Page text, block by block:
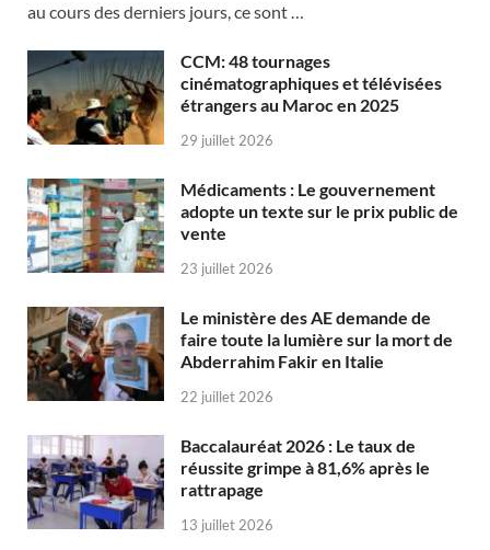
au cours des derniers jours, ce sont …
CCM: 48 tournages
cinématographiques et télévisées
étrangers au Maroc en 2025
29 juillet 2026
Médicaments : Le gouvernement
adopte un texte sur le prix public de
vente
23 juillet 2026
Le ministère des AE demande de
faire toute la lumière sur la mort de
Abderrahim Fakir en Italie
22 juillet 2026
Baccalauréat 2026 : Le taux de
réussite grimpe à 81,6% après le
rattrapage
13 juillet 2026